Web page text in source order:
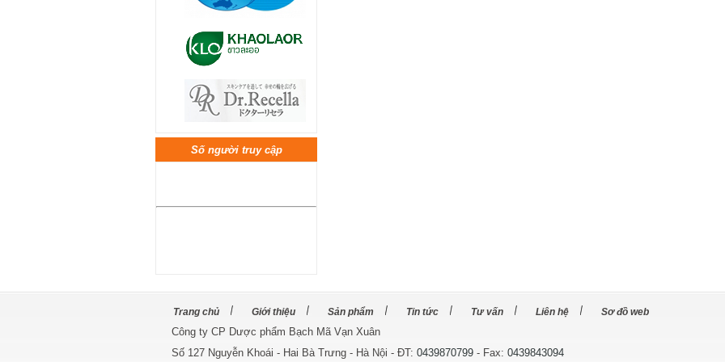
hấp thu thuốc, sau tai biến mạch
tư duy
Số người truy cập
Trang chủ Giới thiệu Sản phẩm Tin tức Tư vấn Liên hệ Sơ đồ web
Công ty CP Dược phẩm Bạch Mã Vạn Xuân
Số 127 Nguyễn Khoái - Hai Bà Trưng - Hà Nội - ĐT: 0439870799 - Fax: 0439843094